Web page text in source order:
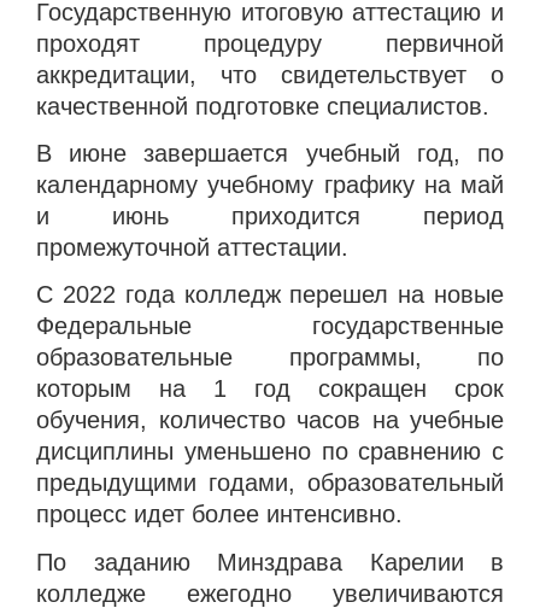
Государственную итоговую аттестацию и
проходят процедуру первичной
аккредитации, что свидетельствует о
качественной подготовке специалистов.
В июне завершается учебный год, по
календарному учебному графику на май
и июнь приходится период
промежуточной аттестации.
С 2022 года колледж перешел на новые
Федеральные государственные
образовательные программы, по
которым на 1 год сокращен срок
обучения, количество часов на учебные
дисциплины уменьшено по сравнению с
предыдущими годами, образовательный
процесс идет более интенсивно.
По заданию Минздрава Карелии в
колледже ежегодно увеличиваются